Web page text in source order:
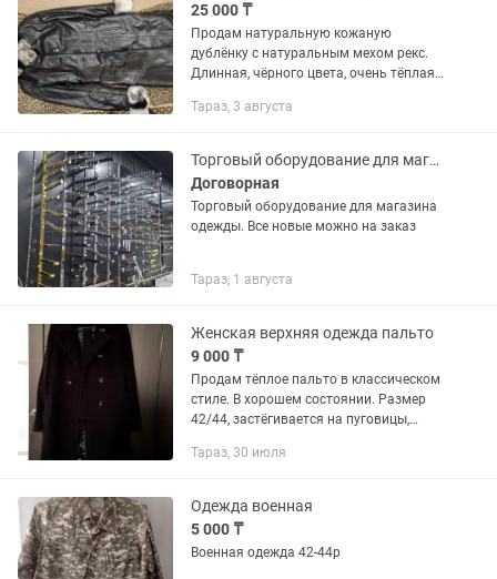
25 000 ₸
Продам натуральную кожаную
дублёнку с натуральным мехом рекс.
Длинная, чёрного цвета, очень тёплая
натуральная кожа, мягкая и приятная
и...
Тараз, 3 августа
Торговый оборудование для магазина одежды
Договорная
Торговый оборудование для магазина
одежды. Все новые можно на заказ
Тараз, 1 августа
Женская верхняя одежда пальто
9 000 ₸
Продам тёплое пальто в классическом
стиле. В хорошем состоянии. Размер
42/44, застёгивается на пуговицы,
весна. Пальто классное )
Тараз, 30 июля
Одежда военная
5 000 ₸
Военная одежда 42-44р